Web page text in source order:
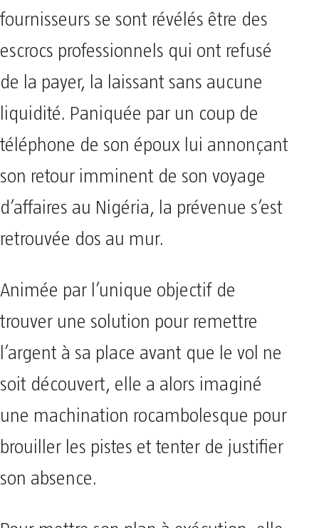
fournisseurs se sont révélés être des
escrocs professionnels qui ont refusé
de la payer, la laissant sans aucune
liquidité. Paniquée par un coup de
téléphone de son époux lui annonçant
son retour imminent de son voyage
d’affaires au Nigéria, la prévenue s’est
retrouvée dos au mur.
Animée par l’unique objectif de
trouver une solution pour remettre
l’argent à sa place avant que le vol ne
soit découvert, elle a alors imaginé
une machination rocambolesque pour
brouiller les pistes et tenter de justifier
son absence.